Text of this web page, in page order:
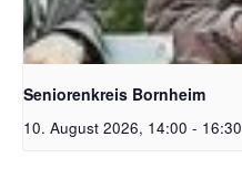
Bildquelle Pixabay Free
Seniorenkreis Bornheim
10. August 2026, 14:00 - 16:30